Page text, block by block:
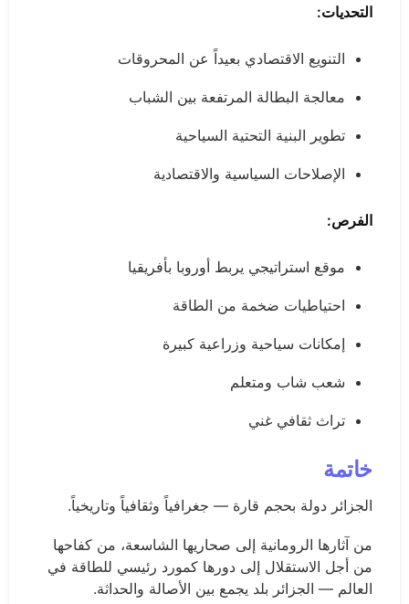
التحديات:
التنويع الاقتصادي بعيداً عن المحروقات
معالجة البطالة المرتفعة بين الشباب
تطوير البنية التحتية السياحية
الإصلاحات السياسية والاقتصادية
الفرص:
موقع استراتيجي يربط أوروبا بأفريقيا
احتياطيات ضخمة من الطاقة
إمكانات سياحية وزراعية كبيرة
شعب شاب ومتعلم
تراث ثقافي غني
خاتمة
الجزائر دولة بحجم قارة — جغرافياً وثقافياً وتاريخياً.
من آثارها الرومانية إلى صحاريها الشاسعة، من كفاحها
من أجل الاستقلال إلى دورها كمورد رئيسي للطاقة في
العالم — الجزائر بلد يجمع بين الأصالة والحداثة.